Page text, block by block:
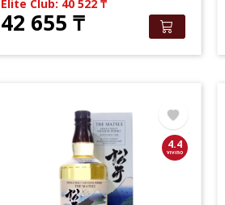
Elite Club: 40 522₸
42 655₸
4.4